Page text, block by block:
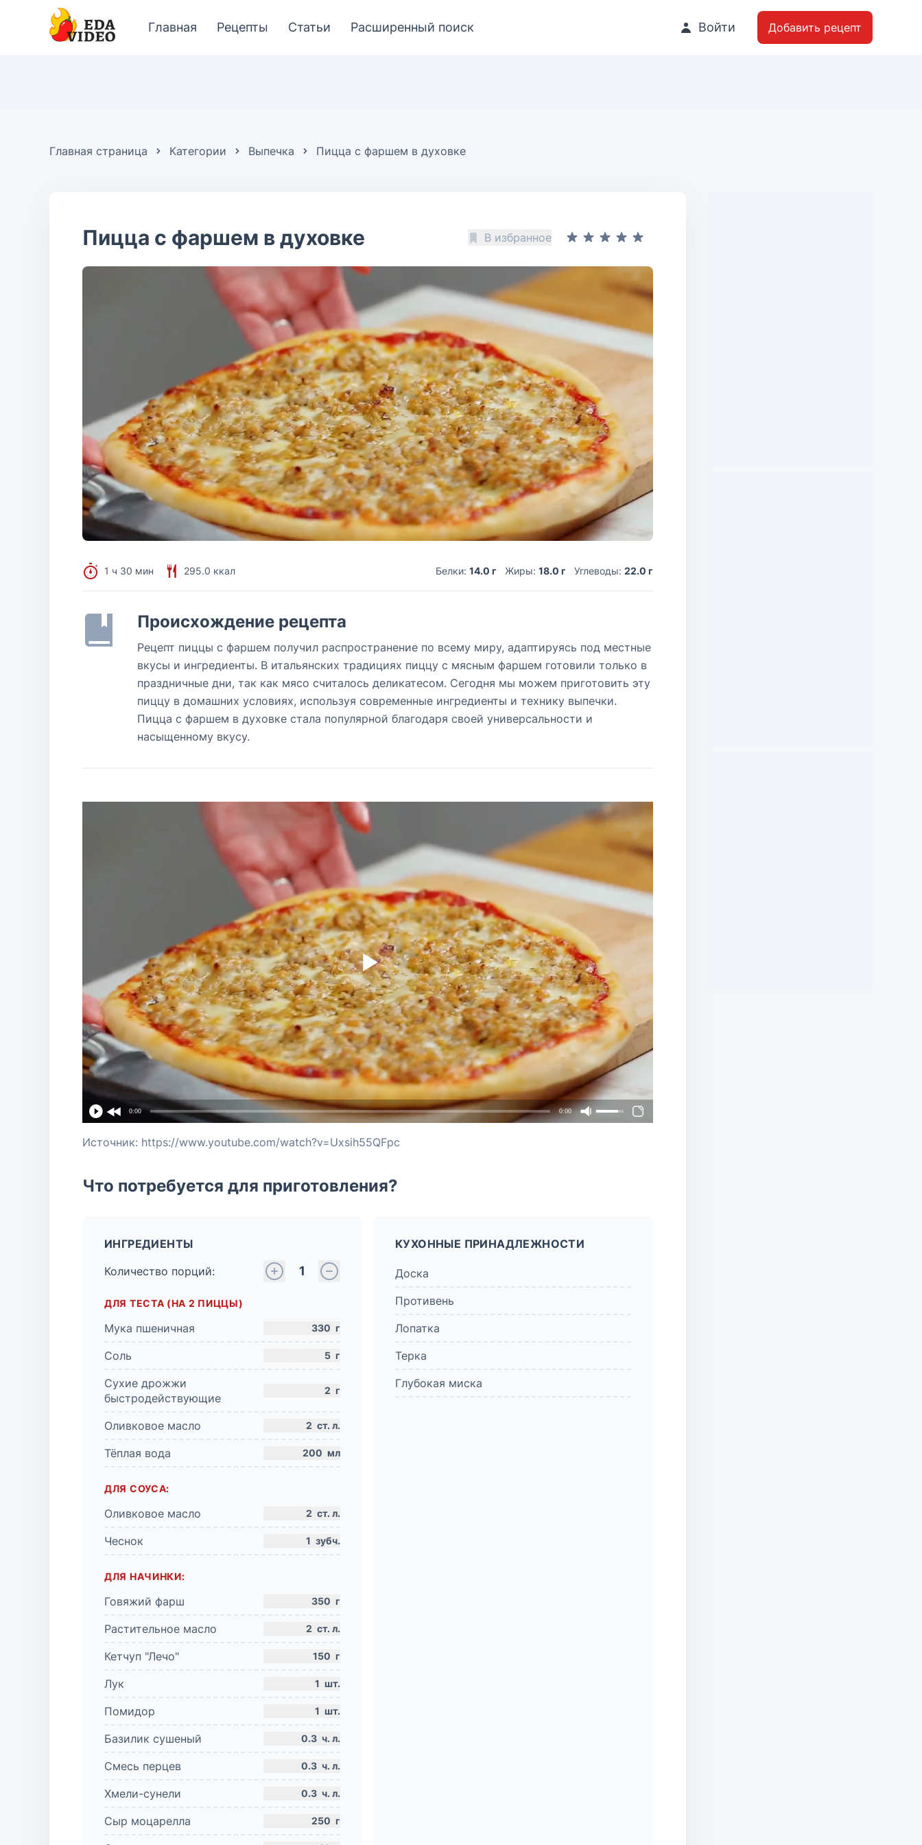
Главная Рецепты Статьи Расширенный поиск Войти Добавить рецепт
Главная страница Категории Выпечка Пицца с фаршем в духовке
Пицца с фаршем в духовке В избранное
1 ч 30 мин 295.0 ккал Белки: 14.0 г Жиры: 18.0 г Углеводы: 22.0 г
Происхождение рецепта
Рецепт пиццы с фаршем получил распространение по всему миру, адаптируясь под местные
вкусы и ингредиенты. В итальянских традициях пиццу с мясным фаршем готовили только в
праздничные дни, так как мясо считалось деликатесом. Сегодня мы можем приготовить эту
пиццу в домашних условиях, используя современные ингредиенты и технику выпечки.
Пицца с фаршем в духовке стала популярной благодаря своей универсальности и
насыщенному вкусу.
0:00 0:00
Источник: https://www.youtube.com/watch?v=Uxsih55QFpc
Что потребуется для приготовления?
ИНГРЕДИЕНТЫ
Количество порций:
1
ДЛЯ ТЕСТА (НА 2 ПИЦЦЫ)
Мука пшеничная 330 г
Соль 5 г
Сухие дрожжи
быстродействующие
2 г
Оливковое масло 2 ст. л.
Тёплая вода 200 мл
ДЛЯ СОУСА:
Оливковое масло 2 ст. л.
Чеснок 1 зубч.
ДЛЯ НАЧИНКИ:
Говяжий фарш 350 г
Растительное масло 2 ст. л.
Кетчуп "Лечо" 150 г
Лук 1 шт.
Помидор 1 шт.
Базилик сушеный 0.3 ч. л.
Смесь перцев 0.3 ч. л.
Хмели-сунели 0.3 ч. л.
Сыр моцарелла 250 г
КУХОННЫЕ ПРИНАДЛЕЖНОСТИ
Доска
Противень
Лопатка
Терка
Глубокая миска